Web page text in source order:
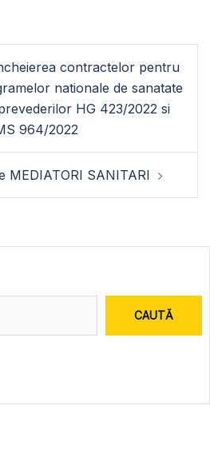
contractelor pentru
nationale de sanatate
HG 423/2022 si
964/2022
MEDIATORI SANITARI
CAUTĂ